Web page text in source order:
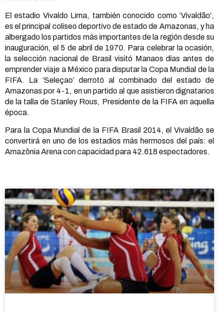
El estadio Vivaldo Lima, también conocido como ‘Vivaldão’,
es el principal coliseo deportivo de estado de Amazonas, y ha
albergado los partidos más importantes de la región desde su
inauguración, el 5 de abril de 1970. Para celebrar la ocasión,
la selección nacional de Brasil visitó Manaos días antes de
emprender viaje a México para disputar la Copa Mundial de la
FIFA. La ‘Seleçao’ derrotó al combinado del estado de
Amazonas por 4-1, en un partido al que asistieron dignatarios
de la talla de Stanley Rous, Presidente de la FIFA en aquella
época.
Para la Copa Mundial de la FIFA Brasil 2014, el Vivaldão se
convertirá en uno de los estadios más hermosos del país: el
Amazônia Arena con capacidad para 42.618 espectadores.